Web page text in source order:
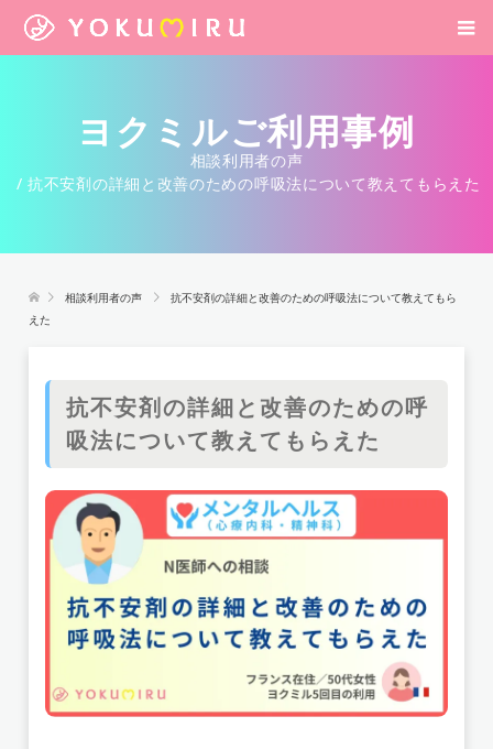
ヨクミルご利用事例
相談利用者の声
抗不安剤の詳細と改善のための呼吸法について教えてもらえた
相談利用者の声
抗不安剤の詳細と改善のための呼吸法について教えてもら
えた
抗不安剤の詳細と改善のための呼
吸法について教えてもらえた